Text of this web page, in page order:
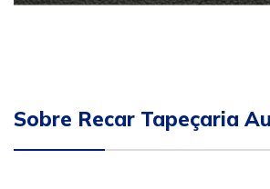
Sobre Recar Tapeçaria